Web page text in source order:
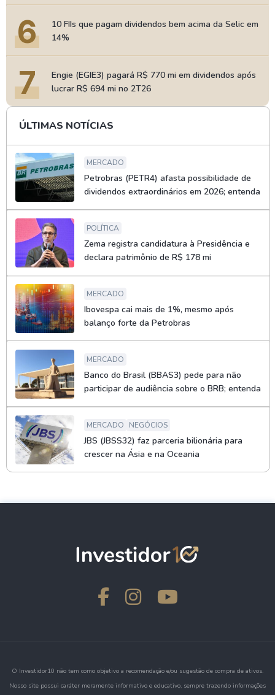
6
10 FIIs que pagam dividendos bem acima da Selic em
14%
7
Engie (EGIE3) pagará R$ 770 mi em dividendos após
lucrar R$ 694 mi no 2T26
ÚLTIMAS NOTÍCIAS
MERCADO
Petrobras (PETR4) afasta possibilidade de
dividendos extraordinários em 2026; entenda
POLÍTICA
Zema registra candidatura à Presidência e
declara patrimônio de R$ 178 mi
MERCADO
Ibovespa cai mais de 1%, mesmo após
balanço forte da Petrobras
MERCADO
Banco do Brasil (BBAS3) pede para não
participar de audiência sobre o BRB; entenda
MERCADO NEGÓCIOS
JBS (JBSS32) faz parceria bilionária para
crescer na Ásia e na Oceania
O Investidor10 não tem como objetivo a recomendação e/ou sugestão de compra de ativos.
Nosso site possui caráter meramente informativo e educativo, sempre trazendo informações